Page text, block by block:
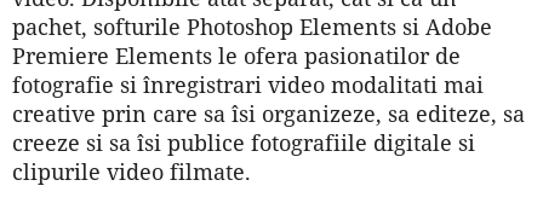
pachet, softurile Photoshop Elements si Adobe
Premiere Elements le ofera pasionatilor de
fotografie si înregistrari video modalitati mai
creative prin care sa îsi organizeze, sa editeze, sa
creeze si sa îsi publice fotografiile digitale si
clipurile video filmate.